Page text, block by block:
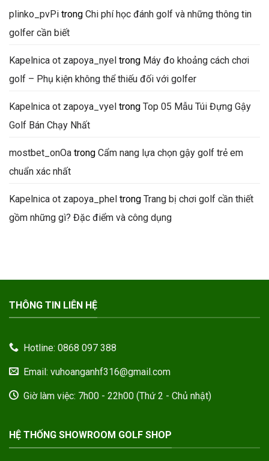
plinko_pvPi trong Chi phí học đánh golf và những thông tin
golfer cần biết
Kapelnica ot zapoya_nyel trong Máy đo khoảng cách chơi
golf – Phụ kiện không thể thiếu đối với golfer
Kapelnica ot zapoya_vyel trong Top 05 Mẫu Túi Đựng Gậy
Golf Bán Chạy Nhất
mostbet_onOa trong Cẩm nang lựa chọn gậy golf trẻ em
chuẩn xác nhất
Kapelnica ot zapoya_phel trong Trang bị chơi golf cần thiết
gồm những gì? Đặc điểm và công dụng
THÔNG TIN LIÊN HỆ
Hotline: 0868 097 388
Email: vuhoanganhf316@gmail.com
Giờ làm việc: 7h00 - 22h00 (Thứ 2 - Chủ nhật)
HỆ THỐNG SHOWROOM GOLF SHOP